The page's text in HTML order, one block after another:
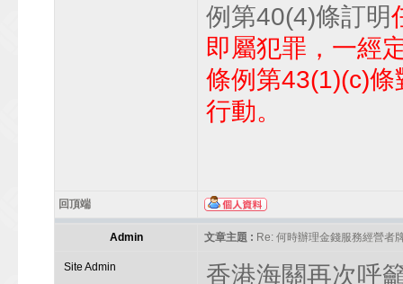
例第40(4)條訂明
即屬犯罪，一經
條例第43(1)(c)
行動。
回頂端
Admin 文章主題 : Re: 何時辦理金錢服務經營者
Site Admin
香港海關再次呼